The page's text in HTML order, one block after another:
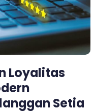
Loyalitas
Setia